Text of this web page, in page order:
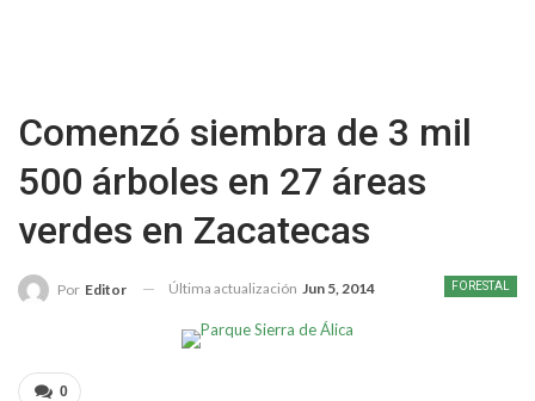
Comenzó siembra de 3 mil
500 árboles en 27 áreas
verdes en Zacatecas
FORESTAL
Por Editor Última actualización Jun 5, 2014
0